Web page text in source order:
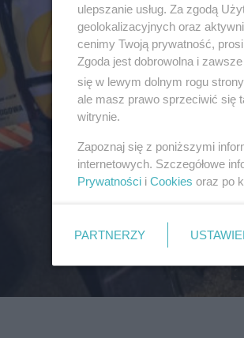
ulepszanie usług. Za zgodą
geolokalizacyjnych oraz
cenimy Twoją prywatność,
Zgoda jest dobrowolna i
się w lewym dolnym rogu strony
ale masz prawo sprzeciwić się
witrynie.
Zapoznaj się z poniższymi
internetowych. Szczegółowe
Prywatności i Cookies oraz po
PARTNERZY